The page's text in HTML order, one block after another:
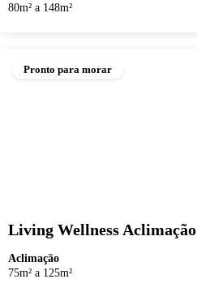
80m² a 148m²
Pronto para morar
Living Wellness Aclimação
Aclimação
75m² a 125m²